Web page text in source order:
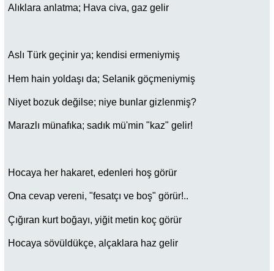
Alıklara anlatma; Hava civa, gaz gelir
Aslı Türk geçinir ya; kendisi ermeniymiş
Hem hain yoldaşı da; Selanik göçmeniymiş
Niyet bozuk değilse; niye bunlar gizlenmiş?
Marazlı münafıka; sadık mü'min "kaz" gelir!
Hocaya her hakaret, edenleri hoş görür
Ona cevap vereni, "fesatçı ve boş" görür!..
Çığıran kurt boğayı, yiğit metin koç görür
Hocaya sövüldükçe, alçaklara haz gelir